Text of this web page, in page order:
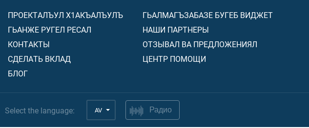
ПРОЕКТАЛЪУЛ Х1АКЪАЛЪУЛЪ
ГЬАНЖЕ РУГЕЛ РЕСАЛ
КОНТАКТЫ
СДЕЛАТЬ ВКЛАД
БЛОГ
ГЬАЛМАГЪЗАБАЗЕ БУГЕБ ВИДЖЕТ
НАШИ ПАРТНЕРЫ
ОТЗЫВАЛ ВА ПРЕДЛОЖЕНИЯЛ
ЦЕНТР ПОМОЩИ
Select the language: AV Радио